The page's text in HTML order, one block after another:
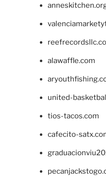
alawaffle.com
united-
tios-tacos.com
cafecito-